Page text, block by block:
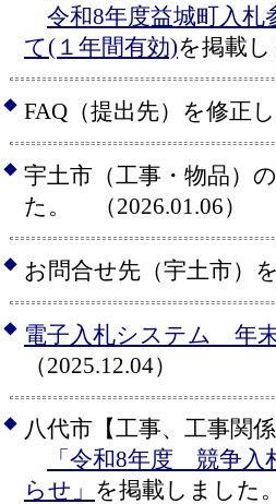
令和8年度益城町入
て(１年間有効)を掲載
◆ FAQ（提出先）を修正
◆ 宇土市（工事・物品）
た。 （2026.01.06）
◆ お問合せ先（宇土市）
◆ 電子入札システム 年
（2025.12.04）
◆ 八代市【工事、工事関係
「令和8年度 競争入
らせ」 を掲載しました